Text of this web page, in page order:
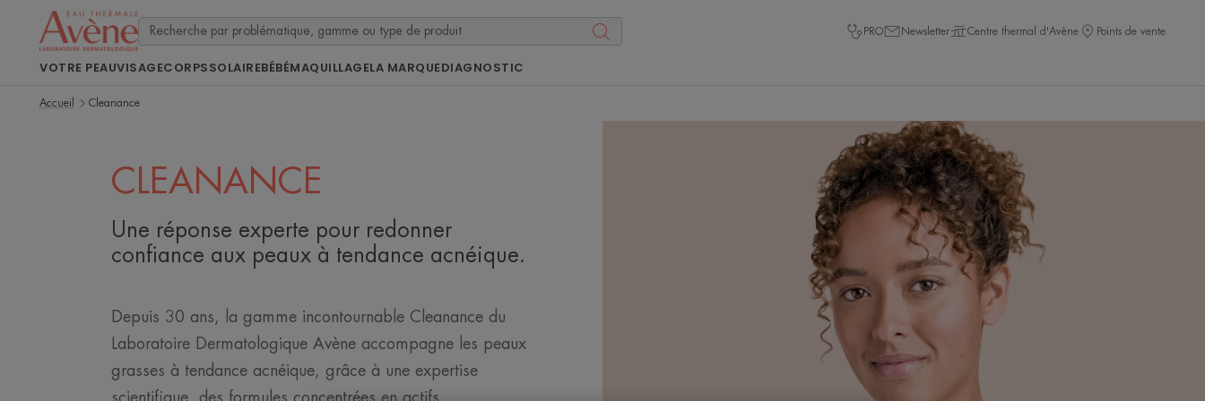
PRO Newsletter Centre thermal d'Avène Points de vente
VOTRE PEAUVISAGECORPSSOLAIREBÉBÉMAQUILLAGELA MARQUEDIAGNOSTIC
Accueil Cleanance
CLEANANCE
Une réponse experte pour redonner
confiance aux peaux à tendance acnéique.
Depuis 30 ans, la gamme incontournable Cleanance du
Laboratoire Dermatologique Avène accompagne les peaux
grasses à tendance acnéique, grâce à une expertise
scientifique, des formules concentrées en actifs